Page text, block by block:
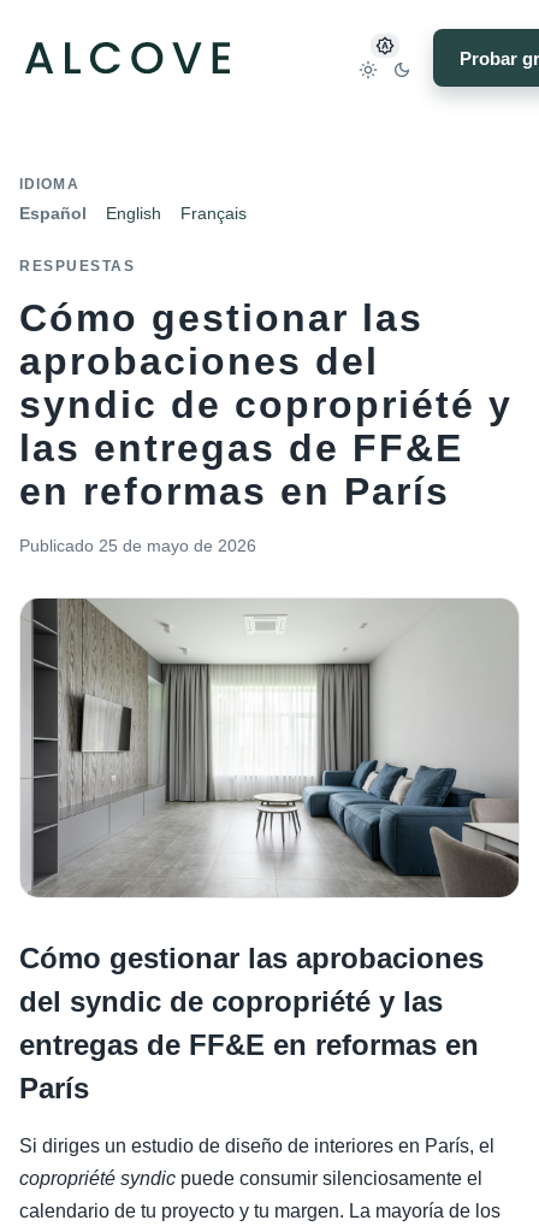
Probar
IDIOMA
Español English Français
RESPUESTAS
Cómo gestionar las
aprobaciones del
syndic de copropriété y
las entregas de FF&E
en reformas en París
Publicado 25 de mayo de 2026
Cómo gestionar las aprobaciones
del syndic de copropriété y las
entregas de FF&E en reformas en
París
Si diriges un estudio de diseño de interiores en París, el
copropriété syndic puede consumir silenciosamente el
calendario de tu proyecto y tu margen. La mayoría de los